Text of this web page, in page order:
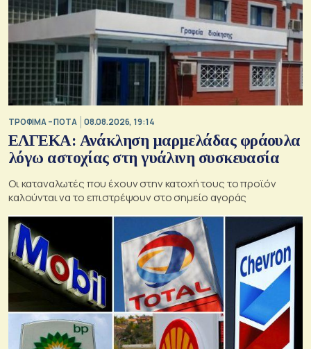
ΤΡΟΦΙΜΑ – ΠΟΤΑ 08.08.2026, 19:14
ΕΛΓΕΚΑ: Ανάκληση μαρμελάδας φράουλα
λόγω αστοχίας στη γυάλινη συσκευασία
Οι καταναλωτές που έχουν στην κατοχή τους το προϊόν
καλούνται να το επιστρέψουν στο σημείο αγοράς